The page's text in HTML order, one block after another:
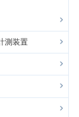
測装置